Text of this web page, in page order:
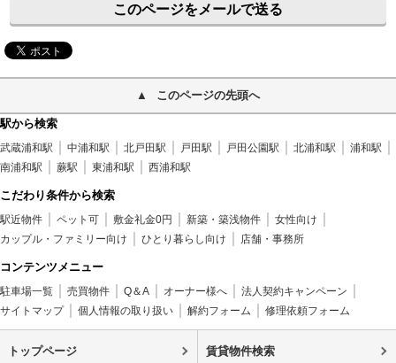
このページをメールで送る
このページの先頭へ
駅から検索
武蔵浦和駅 中浦和駅 北戸田駅 戸田駅 戸田公園駅 北浦和駅
浦和駅
南浦和駅
蕨駅 東浦和駅 西浦和駅
こだわり条件から検索
駅近物件 ペット可 敷金礼金0円 新築・築浅物件
女性向け
カップル・ファミリー向け
ひとり暮らし向け 店舗・事務所
コンテンツメニュー
駐車場一覧 売買物件 Q＆A オーナー様へ
法人契約キャンペーン
サイトマップ
個人情報の取り扱い 解約フォーム 修理依頼フォーム
トップページ 賃貸物件検索